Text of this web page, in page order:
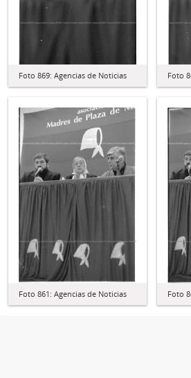
Foto 869: Agencias de Noticias Foto
Foto 861: Agencias de Noticias Foto